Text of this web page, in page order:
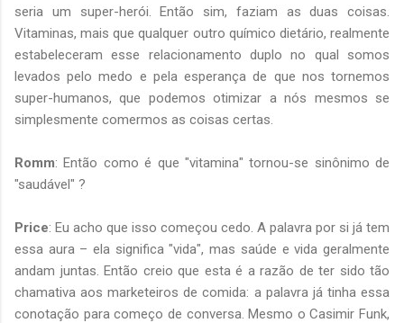
seria um super-herói. Então sim, faziam as duas coisas.
Vitaminas, mais que qualquer outro químico dietário, realmente
estabeleceram esse relacionamento duplo no qual somos
levados pelo medo e pela esperança de que nos tornemos
super-humanos, que podemos otimizar a nós mesmos se
simplesmente comermos as coisas certas.
Romm: Então como é que "vitamina" tornou-se sinônimo de
"saudável" ?
Price: Eu acho que isso começou cedo. A palavra por si já tem
essa aura – ela significa "vida", mas saúde e vida geralmente
andam juntas. Então creio que esta é a razão de ter sido tão
chamativa aos marketeiros de comida: a palavra já tinha essa
conotação para começo de conversa. Mesmo o Casimir Funk,